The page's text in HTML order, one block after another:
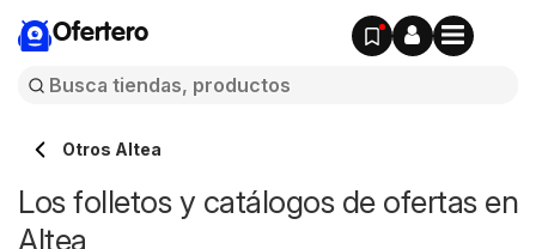
Ofertero
Otros Altea
Los folletos y catálogos de ofertas en
Altea